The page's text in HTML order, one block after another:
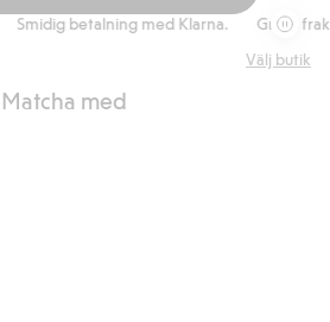
Smidig betalning med Klarna.
Gratis
Välj butik
Matcha med